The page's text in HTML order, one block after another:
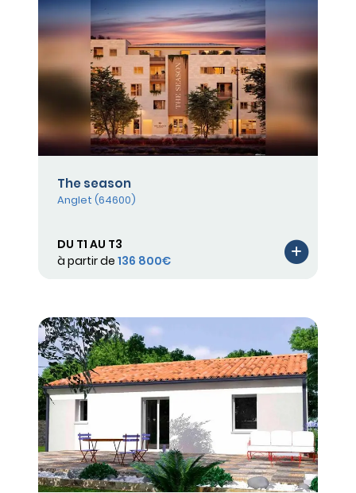
The season
Anglet (64600)
DU T1 AU T3
à partir de 136 800€